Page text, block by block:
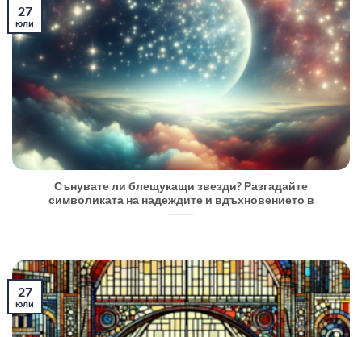
Сънувате ли блещукащи звезди? Разгадайте
символиката на надеждите и вдъхновението в
27
юли
27
юли